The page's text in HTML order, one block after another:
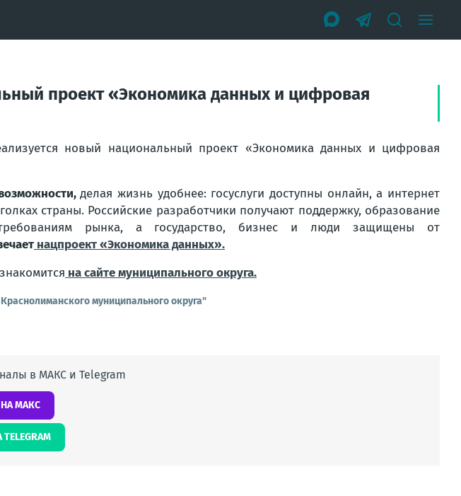
проект «Экономика данных и цифровая
новый национальный проект «Экономика данных и цифровая
делая жизнь удобнее: госуслуги доступны онлайн, а интернет
страны. Российские разработчики получают поддержку, образование
требованиям рынка, а государство, бизнес и люди защищены от
нацпроект «Экономика данных».
на сайте муниципального округа.
муниципального округа"
в МАКС и Telegram
МАКС